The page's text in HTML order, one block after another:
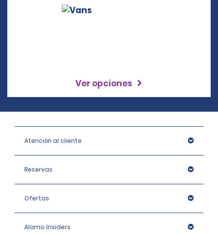
Ver opciones
Atención al cliente
Reservas
Ofertas
Alamo Insiders